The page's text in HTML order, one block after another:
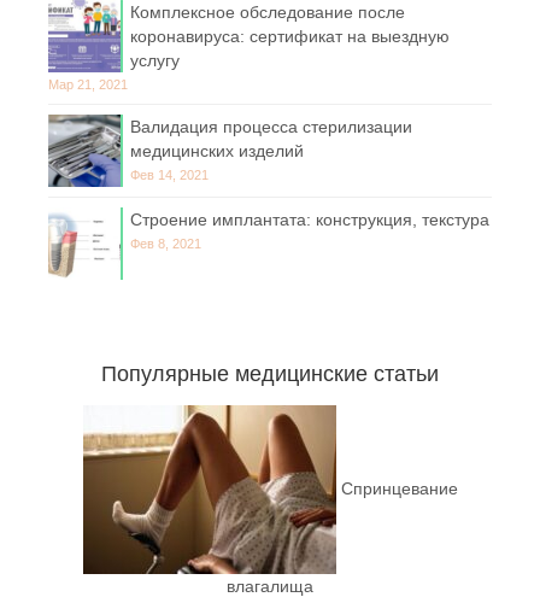
Комплексное обследование после
коронавируса: сертификат на выездную
услугу
Мар 21, 2021
Валидация процесса стерилизации
медицинских изделий
Фев 14, 2021
Строение имплантата: конструкция, текстура
Фев 8, 2021
Популярные медицинские статьи
Спринцевание
влагалища